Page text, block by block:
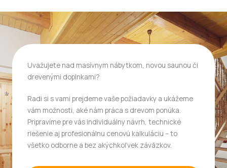
Uvažujete nad masívnym nábytkom, novou saunou či
drevenými doplnkami?
Radi si s vami prejdeme vaše požiadavky a ukážeme
vám možnosti, aké nám práca s drevom ponúka.
Pripravíme pre vás individuálny návrh, technické
riešenie aj profesionálnu cenovú kalkuláciu – to
všetko odborne a bez akýchkoľvek záväzkov.